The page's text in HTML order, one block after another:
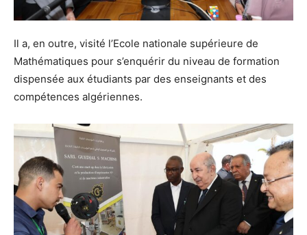
Il a, en outre, visité l’Ecole nationale supérieure de
Mathématiques pour s’enquérir du niveau de formation
dispensée aux étudiants par des enseignants et des
compétences algériennes.